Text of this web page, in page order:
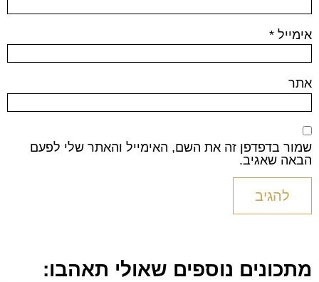
אימייל *
אתר
שמור בדפדפן זה את השם, האימייל והאתר שלי לפעם
הבאה שאגיב.
מתכונים נוספים שאולי תאהבו: